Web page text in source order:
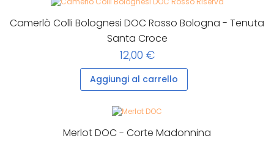
Camerlò Colli Bolognesi DOC Rosso Bologna - Tenuta
Santa Croce
12,00 €
Aggiungi al carrello
Merlot DOC - Corte Madonnina